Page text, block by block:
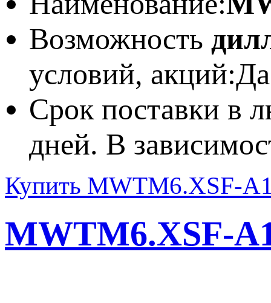
Возможность
условий, акций:Да
Срок поставки в
дней. В
Купить MWTM6.XSF-
MWTM6.XSF-